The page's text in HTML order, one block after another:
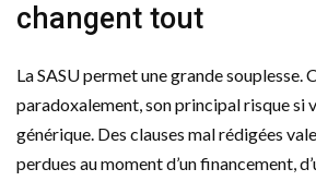
changent tout
La SASU permet une grande souplesse.
paradoxalement, son principal risque si
générique. Des clauses mal rédigées
perdues au moment d’un financement,